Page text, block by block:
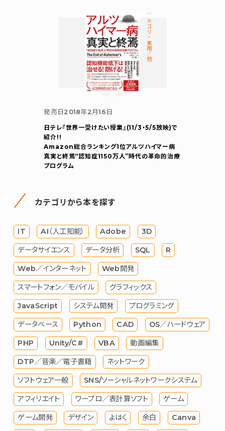
カテゴリ-実用／他
発売日 2018年2月16日
日テレ『世界一受けたい授業』(11/3・5/5放映)で
紹介!!
Amazon総合ランキング1位アルツハイマー病
真実と終焉“認知症1150万人”時代の革命的治療
プログラム
カテゴリから本を探す
IT AI（人工知能） Adobe 3D
データサイエンス データ分析 SQL R
Web／インターネット Web開発
スマートフォン／モバイル グラフィックス
JavaScript システム開発 プログラミング
データベース Python CAD OS／ハードウェア
PHP Unity/C# VBA 動画編集
DTP／音楽／電子書籍 ネットワーク
ソフトウェア一般 SNS/ソーシャルネットワークシステム
アフィリエイト ワープロ／表計算ソフト ゲーム
ゲーム開発 デザイン よはく 余白 Canva